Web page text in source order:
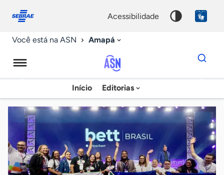
conosco
acessibilidade
Você está na ASN Amapá
Agência
Sebrae
de
Notícias
Início Editorias
Dados
para
chave